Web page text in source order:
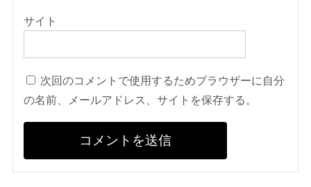
サイト
次回のコメントで使用するためブラウザーに自分
の名前、メールアドレス、サイトを保存する。